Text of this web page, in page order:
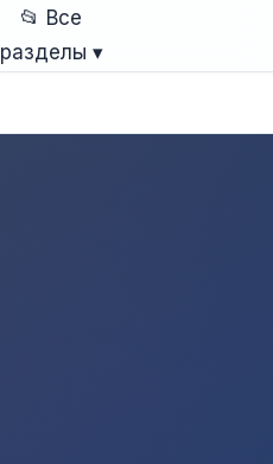
📂 Все
разделы ▾